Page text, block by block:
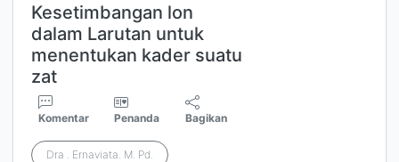
Kesetimbangan lon
dalam Larutan untuk
menentukan kader suatu
zat
Komentar Penanda Bagikan
Dra . Ernaviata. M. Pd.